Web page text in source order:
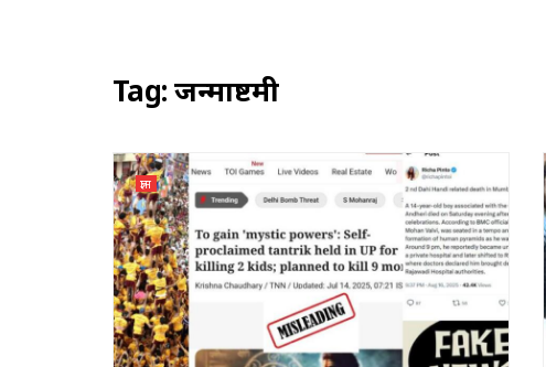
Tag:जन्माष्टमी
ज्ञान